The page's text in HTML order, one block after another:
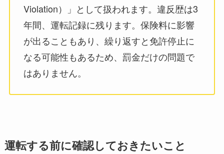
Violation）」として扱われます。違反歴は3
年間、運転記録に残ります。保険料に影響
が出ることもあり、繰り返すと免許停止に
なる可能性もあるため、罰金だけの問題で
はありません。
運転する前に確認しておきたいこと